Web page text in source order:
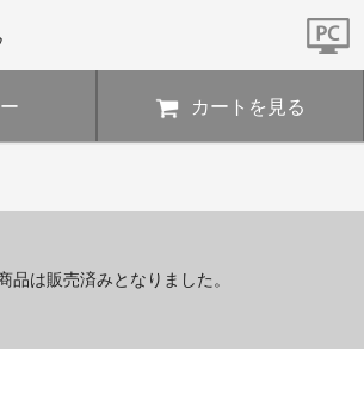
カートを見る
品は販売済みとなりました。